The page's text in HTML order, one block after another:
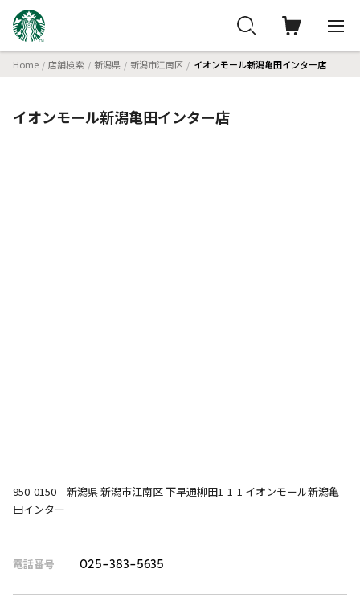
Home 店舗検索 新潟県 新潟市江南区 イオンモール新潟亀田インター店
イオンモール新潟亀田インター店
950-0150 新潟県 新潟市江南区 下早通柳田1-1-1 イオンモール新潟亀
田インター
電話番号 025-383-5635